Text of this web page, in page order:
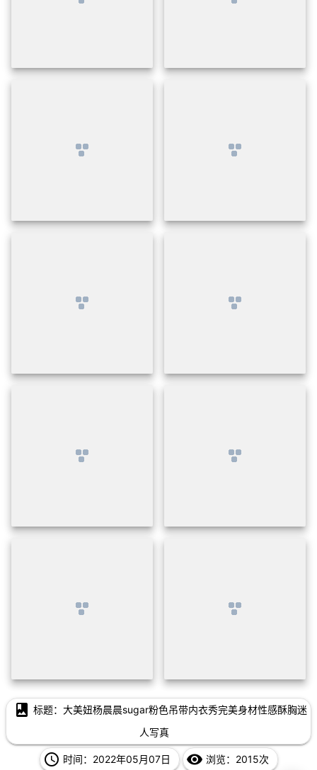
photo_album 标题：大美妞杨晨晨sugar粉色吊带内衣秀完美身材性感酥胸迷
人写真
access_time 时间：2022年05月07日 remove_red_eye 浏览：2015次